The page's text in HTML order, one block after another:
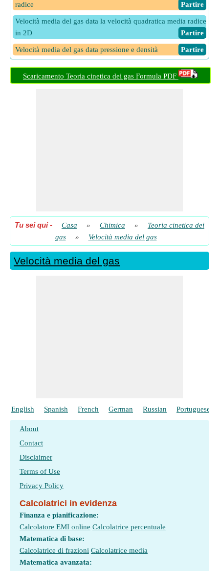
radice
​ Partire
Velocità media del gas data la velocità quadratica media radice
in 2D
​ Partire
Velocità media del gas data pressione e densità ​ Partire
Velocità media del gas data pressione e densità in 2D ​ Partire
Velocità media del gas data pressione e volume ​ Partire
Scaricamento Teoria cinetica dei gas Formula PDF
Tu sei qui- Casa » Chimica »
Teoria cinetica dei
gas
» Velocità media del gas
Velocità media del gas
English Spanish French German Russian Portuguese
About
Contact
Disclaimer
Terms of Use
Privacy Policy
Calcolatrici in evidenza
Finanza e pianificazione:
Calcolatore EMI online Calcolatrice percentuale
Matematica di base:
Calcolatrice di frazioni Calcolatrice media
Matematica avanzata: